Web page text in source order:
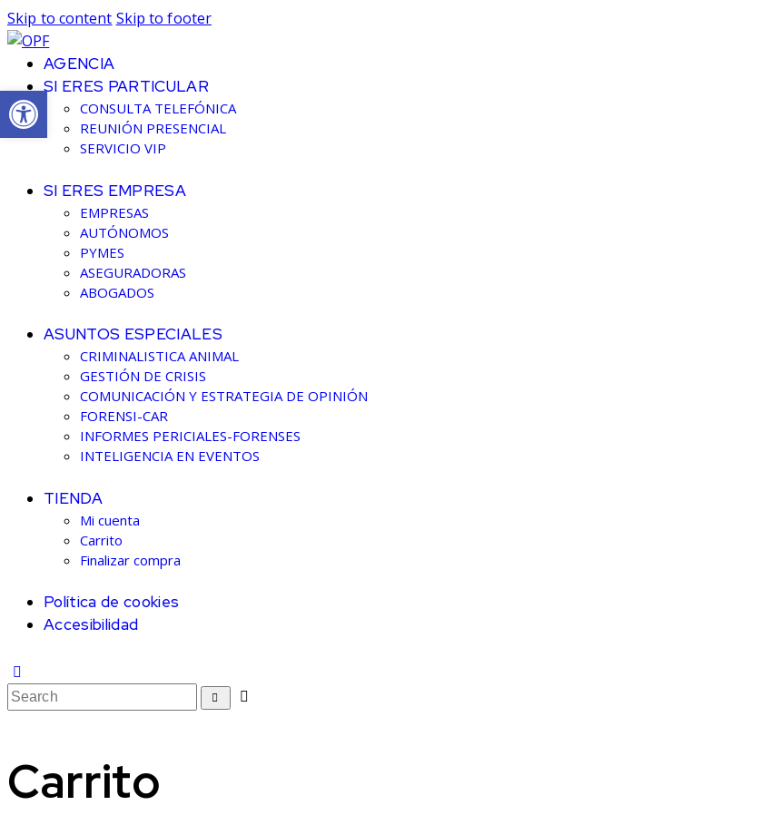
Skip to content Skip to footer
AGENCIA
SI ERES PARTICULAR
CONSULTA TELEFÓNICA
REUNIÓN PRESENCIAL
SERVICIO VIP
SI ERES EMPRESA
EMPRESAS
AUTÓNOMOS
PYMES
ASEGURADORAS
ABOGADOS
ASUNTOS ESPECIALES
CRIMINALISTICA ANIMAL
GESTIÓN DE CRISIS
COMUNICACIÓN Y ESTRATEGIA DE OPINIÓN
FORENSI-CAR
INFORMES PERICIALES-FORENSES
INTELIGENCIA EN EVENTOS
TIENDA
Mi cuenta
Carrito
Finalizar compra
Política de cookies
Accesibilidad
Carrito
Abrir barra de herramientas